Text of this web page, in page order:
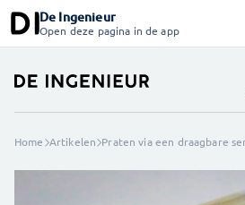
De Ingenieur
Open deze pagina in de app
Home Artikelen Praten via een draagbare